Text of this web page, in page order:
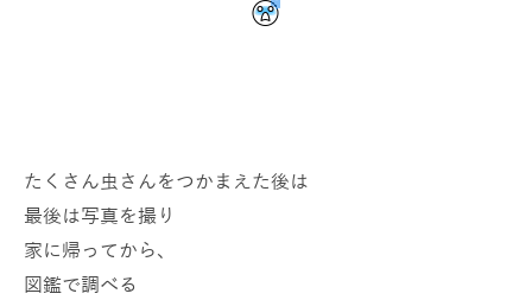
たくさん虫さんをつかまえた後は
最後は写真を撮り
家に帰ってから、
図鑑で調べる